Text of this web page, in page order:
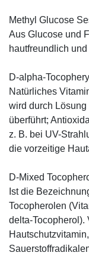
Methyl Glucose
Aus Glucose und
hautfreundlich
D-alpha-
Natürliches
wird durch
überführt;
z. B. bei UV-
die vorzeitige
D-Mixed
Ist die
Tocopherolen
delta-Tocopherol).